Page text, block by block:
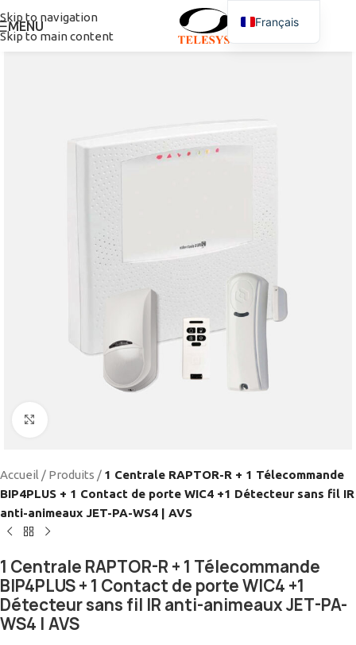
Skip to navigation
Skip to main content
MENU
Accueil / Produits / 1 Centrale RAPTOR-R + 1 Télecommande
BIP4PLUS + 1 Contact de porte WIC4 +1 Détecteur sans fil IR
anti-animeaux JET-PA-WS4 | AVS
1 Centrale RAPTOR-R + 1 Télecommande
BIP4PLUS + 1 Contact de porte WIC4 +1
Détecteur sans fil IR anti-animeaux JET-PA-
WS4 | AVS
Français